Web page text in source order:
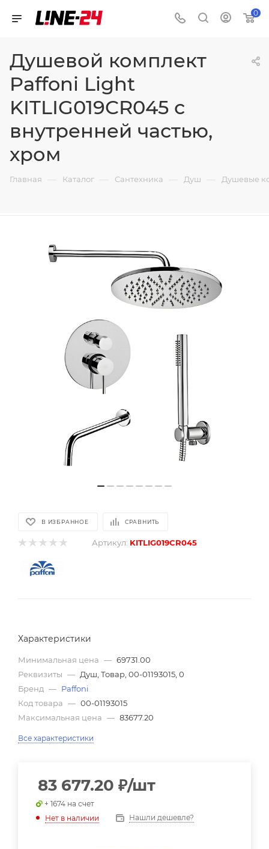
0
Душевой комплект
Paffoni Light
KITLIG019CR045 с
внутренней частью,
хром
Главная — Каталог — Сантехника — Душ — Душевые
В ИЗБРАННОЕ СРАВНИТЬ
Артикул: KITLIG019CR045
Характеристики
Минимальная цена — 69731.00
Реквизиты — Душ, Товар, 00-01193015, 0
Бренд — Paffoni
Код товара — 00-01193015
Максимальная цена — 83677.20
Все характеристики
83 677.20 ₽/шт
+ 1674 на счет
Нет в наличии
Нашли дешевле?